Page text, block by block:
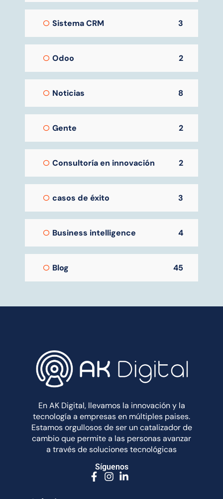
Sistema CRM 3
Odoo 2
Noticias 8
Gente 2
Consultoría en innovación 2
casos de éxito 3
Business intelligence 4
Blog 45
En AK Digital, llevamos la innovación y la
tecnología a empresas en múltiples paises.
Estamos orgullosos de ser un catalizador de
cambio que permite a las personas avanzar
a través de soluciones tecnológicas
Síguenos